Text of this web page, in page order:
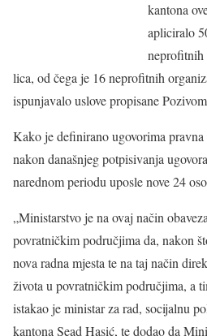
kantona
apliciralo
neprofitnih
lica, od čega je 16 neprofitnih
ispunjavalo uslove propisane
Kako je definirano ugovorima
nakon današnjeg potpisivanja
narednom periodu uposle nove 24
„Ministarstvo je na ovaj način
povratničkim područjima da, nakon
nova radna mjesta te na taj način
života u povratničkim područjima, a
istakao je ministar za rad, socijalnu
kantona Sead Hasić, te dodao da